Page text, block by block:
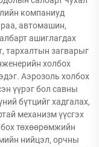
компаниуд
автомашин,
ашиглагдах
тархалтын загварыг
холбох
Аэрозоль холбох
үүрэг бол савны
бүтцийг хадгалах,
механизм үүсгэх
төхөөрөмжийн
нийцэл, орчны